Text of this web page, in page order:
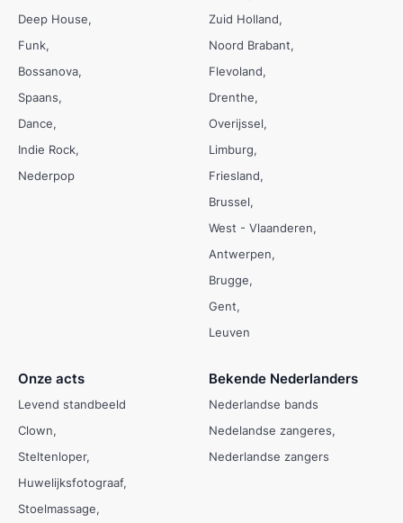
Deep House
Funk
Bossanova
Spaans
Dance
Indie Rock
Nederpop
Zuid Holland
Noord Brabant
Flevoland
Drenthe
Overijssel
Limburg
Friesland
Brussel
West - Vlaanderen
Antwerpen
Brugge
Gent
Leuven
Onze acts
Levend standbeeld
Clown
Steltenloper
Huwelijksfotograaf
Stoelmassage
Bekende Nederlanders
Nederlandse bands
Nedelandse zangeres
Nederlandse zangers